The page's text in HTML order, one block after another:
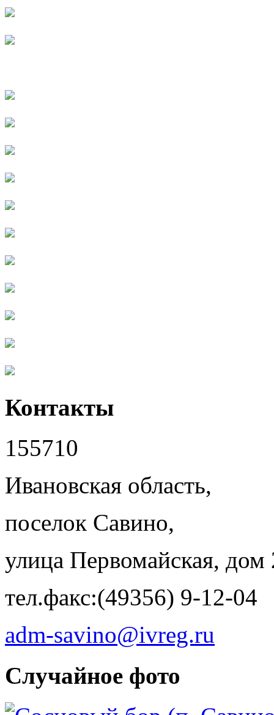
Контакты
155710
Ивановская область,
поселок Савино,
улица Первомайская, дом
тел.факс:(49356) 9-12-04
adm-savino@ivreg.ru
Случайное фото